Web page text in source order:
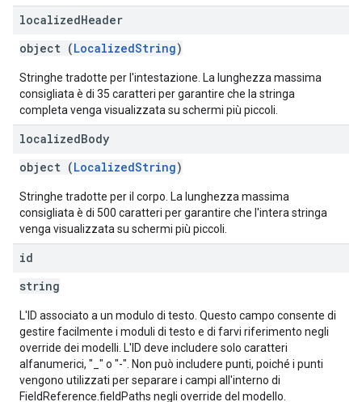
localizedHeader
object (LocalizedString)
Stringhe tradotte per l'intestazione. La lunghezza massima
consigliata è di 35 caratteri per garantire che la stringa
completa venga visualizzata su schermi più piccoli.
localizedBody
object (LocalizedString)
Stringhe tradotte per il corpo. La lunghezza massima
consigliata è di 500 caratteri per garantire che l'intera stringa
venga visualizzata su schermi più piccoli.
id
string
L'ID associato a un modulo di testo. Questo campo consente di
gestire facilmente i moduli di testo e di farvi riferimento negli
override dei modelli. L'ID deve includere solo caratteri
alfanumerici, "_" o "-". Non può includere punti, poiché i punti
vengono utilizzati per separare i campi all'interno di
FieldReference.fieldPaths negli override del modello.